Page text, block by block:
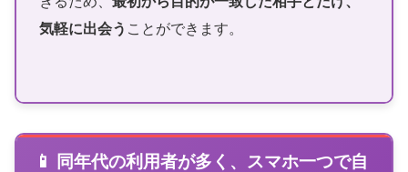
気軽に出会う ことができます。
📱 同年代の利用者が多く、スマホ一つで自